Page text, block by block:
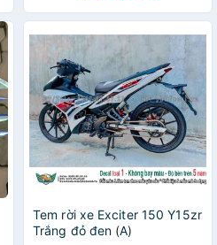
Tem rời xe Exciter 150 Y15zr
Trắng đỏ đen (A)